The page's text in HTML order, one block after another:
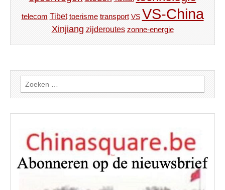
telecom Tibet toerisme transport VS VS-China
Xinjiang zijderoutes zonne-energie
Zoeken
naar: